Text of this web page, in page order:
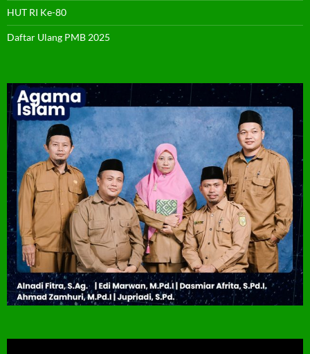
HUT RI Ke-80
Daftar Ulang PMB 2025